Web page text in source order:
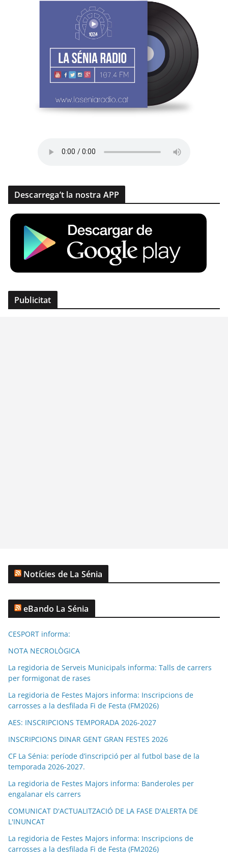
Descarrega’t la nostra APP
Publicitat
Notícies de La Sénia
eBando La Sénia
CESPORT informa:
NOTA NECROLÒGICA
La regidoria de Serveis Municipals informa: Talls de carrers
per formigonat de rases
La regidoria de Festes Majors informa: Inscripcions de
carrosses a la desfilada Fi de Festa (FM2026)
AES: INSCRIPCIONS TEMPORADA 2026-2027
INSCRIPCIONS DINAR GENT GRAN FESTES 2026
CF La Sénia: període d’inscripció per al futbol base de la
temporada 2026-2027.
La regidoria de Festes Majors informa: Banderoles per
engalanar els carrers
COMUNICAT D'ACTUALITZACIÓ DE LA FASE D'ALERTA DE
L'INUNCAT
La regidoria de Festes Majors informa: Inscripcions de
carrosses a la desfilada Fi de Festa (FM2026)